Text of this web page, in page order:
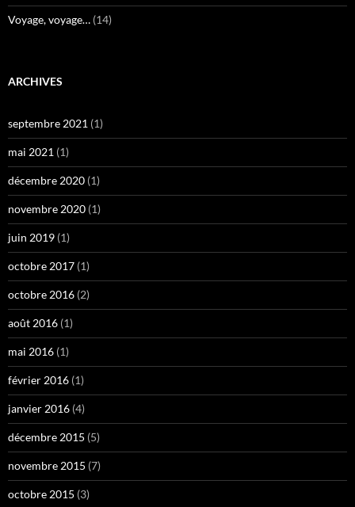
Voyage, voyage… (14)
ARCHIVES
septembre 2021 (1)
mai 2021 (1)
décembre 2020 (1)
novembre 2020 (1)
juin 2019 (1)
octobre 2017 (1)
octobre 2016 (2)
août 2016 (1)
mai 2016 (1)
février 2016 (1)
janvier 2016 (4)
décembre 2015 (5)
novembre 2015 (7)
octobre 2015 (3)